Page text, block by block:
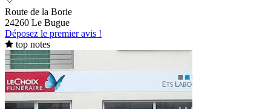
Route de la Borie
24260 Le Bugue
Déposez le premier avis !
top notes